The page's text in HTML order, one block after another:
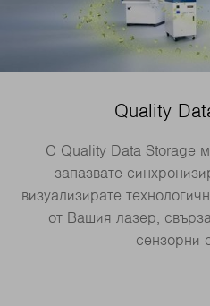
Quality
С Quality Data Storage
запазвате
визуализирате
от Вашия лазер,
сензорни